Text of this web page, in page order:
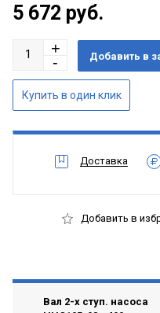
5 672 руб.
Доставка
Добавить в
Вал 2-х ступ. насоса